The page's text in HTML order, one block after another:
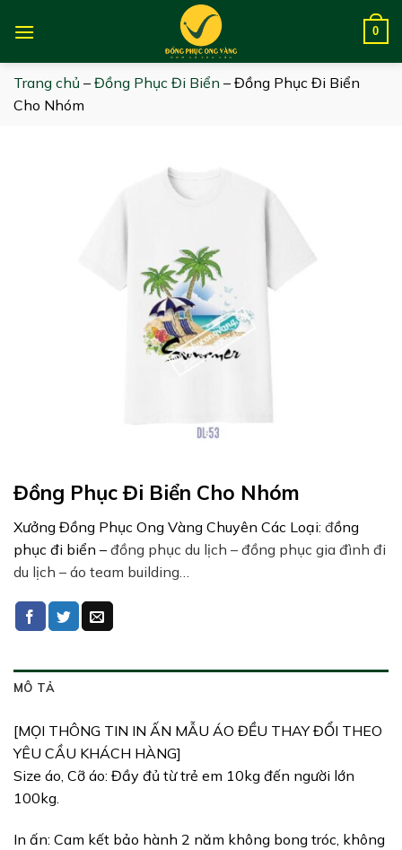
0
Trang chủ – Đồng Phục Đi Biển – Đồng Phục Đi Biển
Cho Nhóm
Đồng Phục Đi Biển Cho Nhóm
Xưởng Đồng Phục Ong Vàng Chuyên Các Loại: đồng
phục đi biển – đồng phục du lịch – đồng phục gia đình đi
du lịch – áo team building…
MÔ TẢ
[MỌI THÔNG TIN IN ẤN MẪU ÁO ĐỀU THAY ĐỔI THEO
YÊU CẦU KHÁCH HÀNG]
Size áo, Cỡ áo: Đầy đủ từ trẻ em 10kg đến người lớn
100kg.
In ấn: Cam kết bảo hành 2 năm không bong tróc, không